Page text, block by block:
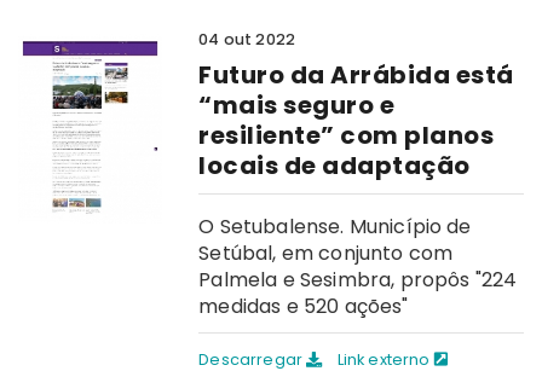
04 out 2022
Futuro da Arrábida está
“mais seguro e
resiliente” com planos
locais de adaptação
O Setubalense. Município de
Setúbal, em conjunto com
Palmela e Sesimbra, propôs "224
medidas e 520 ações"
Descarregar Link externo